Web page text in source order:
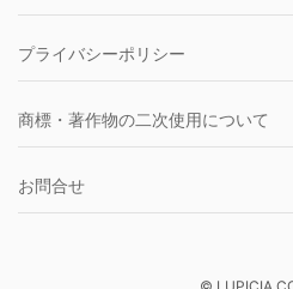
プライバシーポリシー
商標・著作物の二次使用について
お問合せ